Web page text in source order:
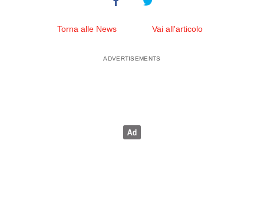
Torna alle News Vai all'articolo